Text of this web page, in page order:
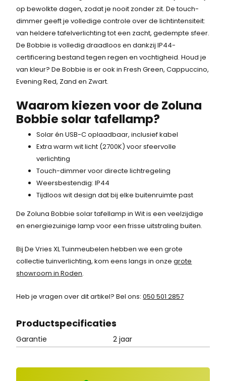
op bewolkte dagen, zodat je nooit zonder zit. De touch-
dimmer geeft je volledige controle over de lichtintensiteit:
van heldere tafelverlichting tot een zacht, gedempte sfeer.
De Bobbie is volledig draadloos en dankzij IP44-
certificering bestand tegen regen en vochtigheid. Houd je
van kleur? De Bobbie is er ook in Fresh Green, Cappuccino,
Evening Red, Zand en Zwart.
Waarom kiezen voor de Zoluna
Bobbie solar tafellamp?
Solar én USB-C oplaadbaar, inclusief kabel
Extra warm wit licht (2700K) voor sfeervolle
verlichting
Touch-dimmer voor directe lichtregeling
Weersbestendig: IP44
Tijdloos wit design dat bij elke buitenruimte past
De Zoluna Bobbie solar tafellamp in Wit is een veelzijdige
en energiezuinige lamp voor een frisse uitstraling buiten.
Bij De Vries XL Tuinmeubelen hebben we een grote
collectie tuinverlichting, kom eens langs in onzegrote
showroom in Roden.
Heb je vragen over dit artikel? Bel ons:050 501 2857
Productspecificaties
Garantie 2 jaar